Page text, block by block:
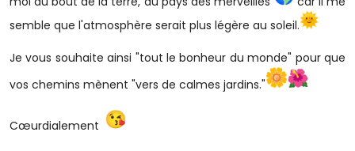
semble que l'atmosphère serait plus légère au soleil.
Je vous souhaite ainsi "tout le bonheur du monde" pour que
vos chemins mènent "vers de calmes jardins."
Cœurdialement